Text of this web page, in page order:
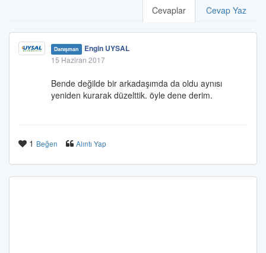
Cevaplar Cevap Yaz
Danışman Engin UYSAL
15 Haziran 2017
Bende değilde bir arkadaşımda da oldu aynısı
yeniden kurarak düzelttik. öyle dene derim.
1 Beğen Alıntı Yap